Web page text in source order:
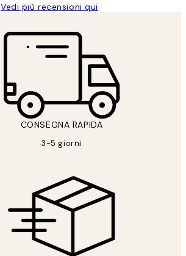
Vedi più recensioni qui
CONSEGNA RAPIDA
3-5 giorni